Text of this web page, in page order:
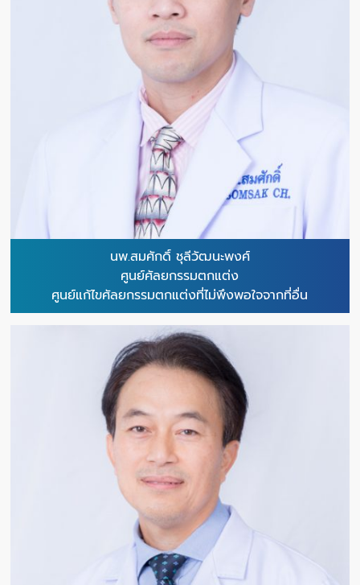
นพ.สมศักดิ์ ชุลีวัฒนะพงศ์
ศูนย์ศัลยกรรมตกแต่ง
ศูนย์แก้ไขศัลยกรรมตกแต่งที่ไม่พึงพอใจจากที่อื่น